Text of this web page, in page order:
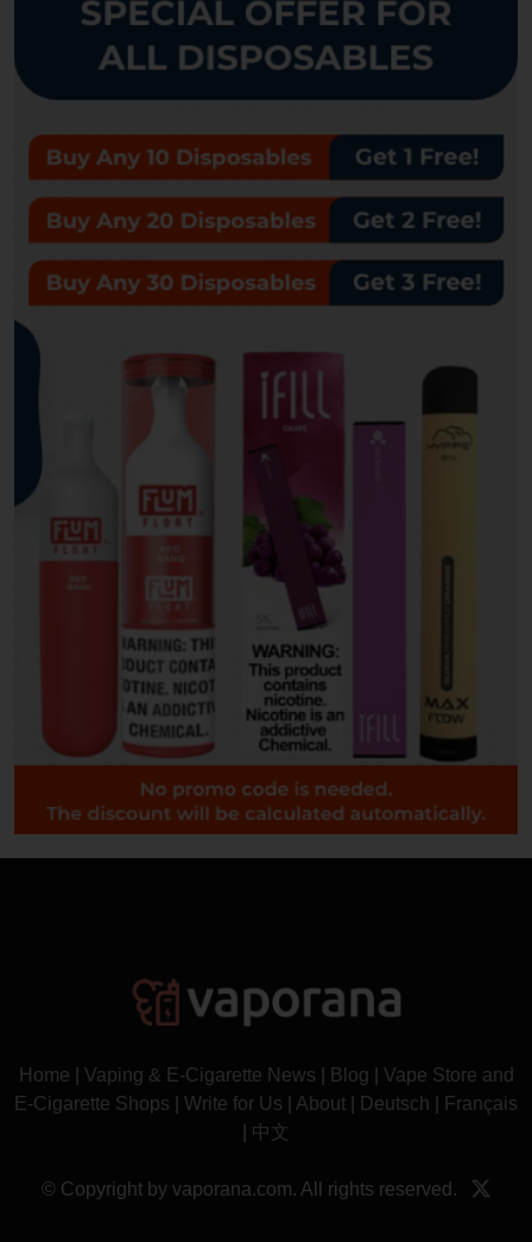
Home Vaping & E-Cigarette News Blog
Vape Store and
E-Cigarette Shops
Write for Us About Deutsch
Français
中文
© Copyright by vaporana.com. All rights reserved.